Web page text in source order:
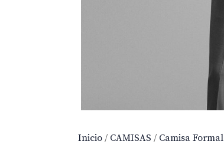
Inicio / CAMISAS / Camisa Formal